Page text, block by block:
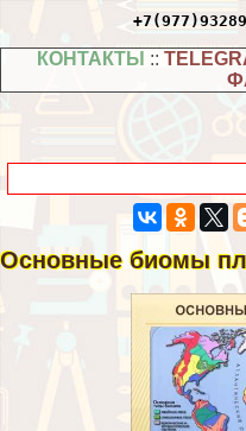
КОНТАКТЫ ::
Основные биомы